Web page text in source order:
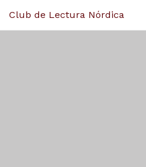
Club de Lectura Nórdica